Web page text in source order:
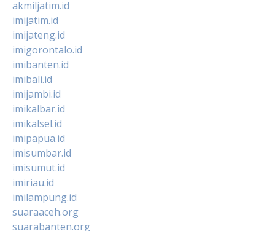
akmiljatim.id
imijatim.id
imijateng.id
imigorontalo.id
imibanten.id
imibali.id
imijambi.id
imikalbar.id
imikalsel.id
imipapua.id
imisumbar.id
imisumut.id
imiriau.id
imilampung.id
suaraaceh.org
suarabanten.org